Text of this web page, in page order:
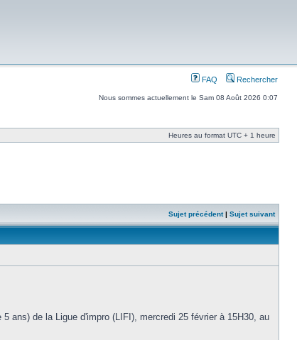
FAQ Rechercher
Nous sommes actuellement le Sam 08 Août 2026 0:07
Heures au format UTC + 1 heure
Sujet précédent| Sujet suivant
ans) de la Ligue d'impro (LIFI), mercredi 25 février à 15H30, au